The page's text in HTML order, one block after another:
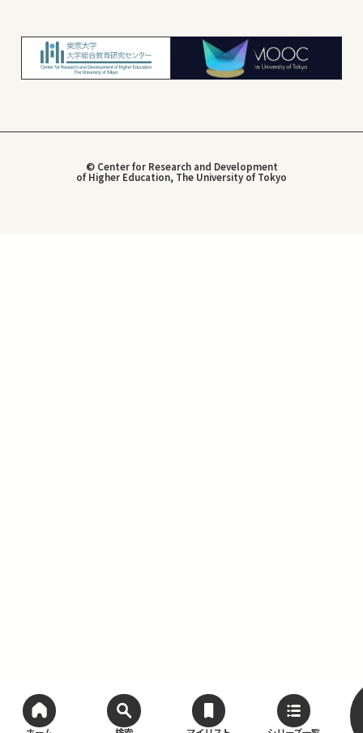
© Center for Research and Development
of Higher Education, The University of Tokyo